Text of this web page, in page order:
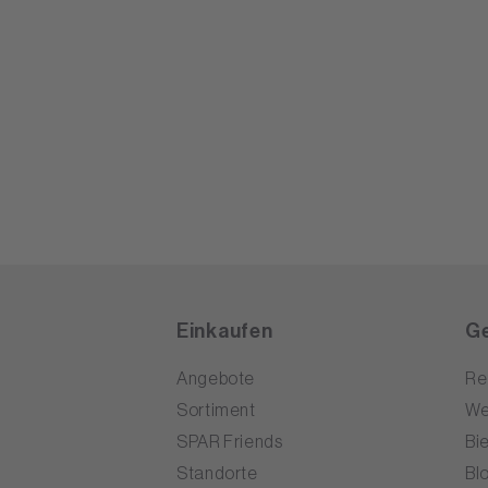
Einkaufen
Angebote
Sortiment
SPAR Friends
Standorte